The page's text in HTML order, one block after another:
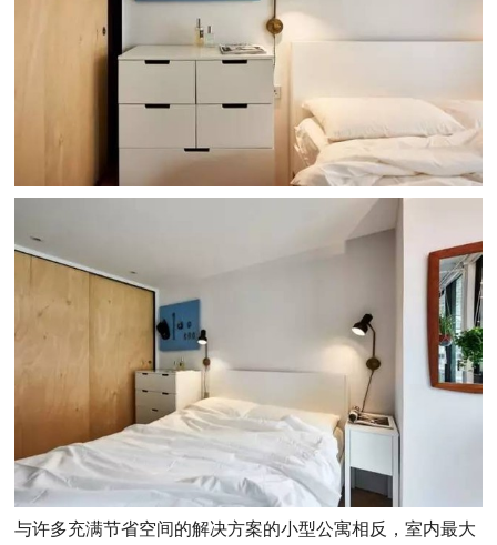
与许多充满节省空间的解决方案的小型公寓相反，室内最大